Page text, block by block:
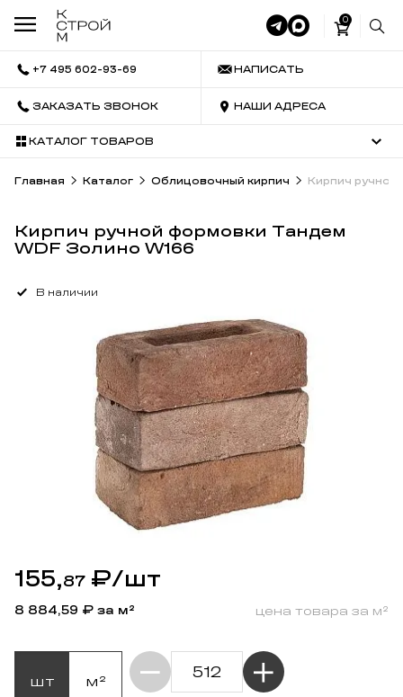
0
+7 495 602-93-69 НАПИСАТЬ
ЗАКАЗАТЬ ЗВОНОК НАШИ АДРЕСА
КАТАЛОГ ТОВАРОВ
Главная Каталог Облицовочный кирпич Кирпич ручной
Кирпич ручной формовки Тандем
WDF Золино W166
В наличии
155,87 ₽/шт
8 884,59 ₽ за м² цена товара за м²
шт м²